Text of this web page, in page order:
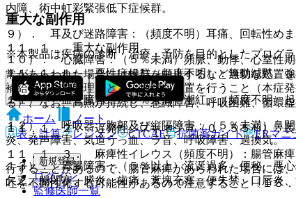
内障、術中虹彩緊張低下症候群。
９）． 耳及び迷路障害：（頻度不明）耳痛、回転性めま
１０）． 心臓障害：（５％未満）頻脈、動悸、心室性
常があらわれた場合には投与を中止するなど適切な処置
１１）． 血管障害：（５％未満）潮紅、（頻度不明）
１２）． 呼吸器、胸郭及び縦隔障害：（５％未満）鼻
炎、発声障害、気道うっ血、ラ音、呼吸障害、過換気。
１３）． 胃腸障害：（５％以上）流涎過多、便秘、悪
欠乏、腸閉塞、膵炎、歯痛、糞塊充塞、便失禁、口唇炎
重大な副作用
１１．１． 重大な副作用
１１．１．１． 悪性症候群（頻度不明）：無動緘黙、
補給等の全身管理とともに適切な処置を行うこと（本症
る）、なお、高熱が持続し、意識障害、呼吸困難、循環
１１．１．２． 遅発性ジスキネジア（０．５５％）：
１１．１．３． 麻痺性イレウス（頻度不明）：腸管麻
行することがあるので、腸管麻痺があらわれた場合には
吐を不顕性化する可能性があるので注意すること〔１５．
※本製品は疾病の診断・治療・予防を目的としたプログ
ホーム
ノート
表・計算
レジメン CTCAE 抗菌薬ガイド ERマニ
新規登録
ログイン
監修医師一覧